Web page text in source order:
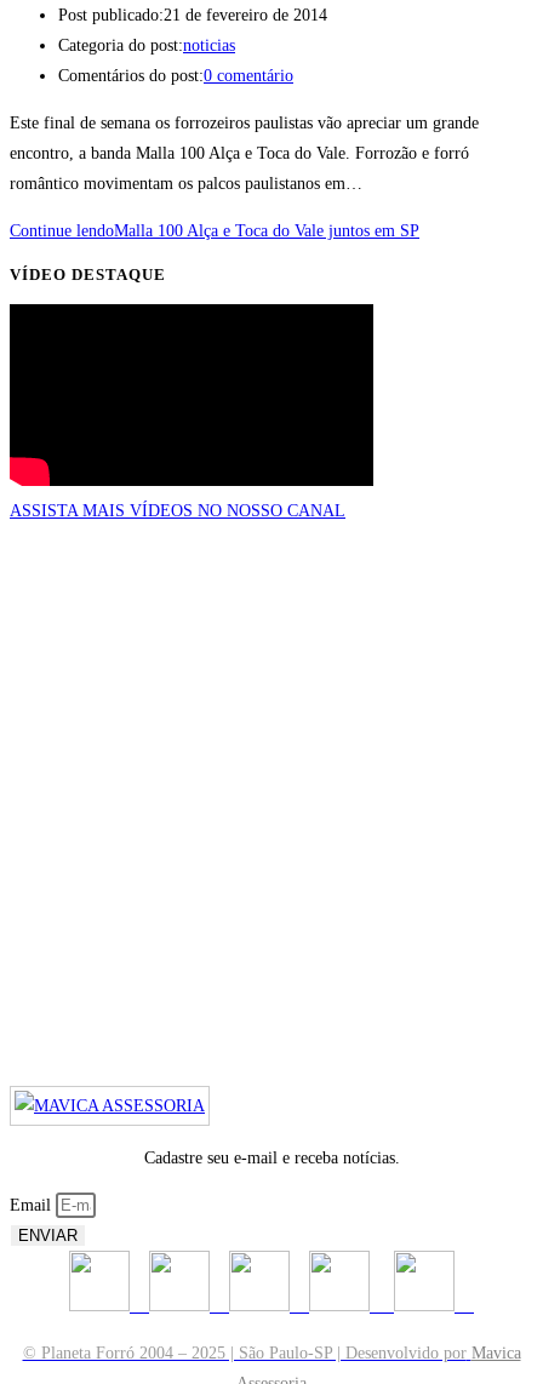
Post publicado:21 de fevereiro de 2014
Categoria do post:noticias
Comentários do post:0 comentário
Este final de semana os forrozeiros paulistas vão apreciar um grande
encontro, a banda Malla 100 Alça e Toca do Vale. Forrozão e forró
romântico movimentam os palcos paulistanos em…
Continue lendoMalla 100 Alça e Toca do Vale juntos em SP
VÍDEO DESTAQUE
ASSISTA MAIS VÍDEOS NO NOSSO CANAL
Cadastre seu e-mail e receba notícias.
Email
ENVIAR
© Planeta Forró 2004 – 2025 | São Paulo-SP | Desenvolvido por Mavica